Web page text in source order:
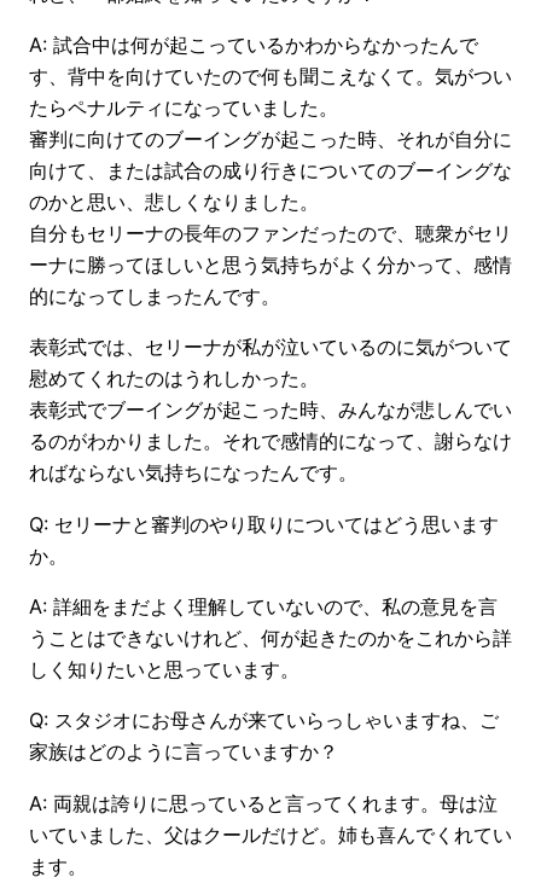
A: 試合中は何が起こっているかわからなかったんで
す、背中を向けていたので何も聞こえなくて。気がつい
たらペナルティになっていました。
審判に向けてのブーイングが起こった時、それが自分に
向けて、または試合の成り行きについてのブーイングな
のかと思い、悲しくなりました。
自分もセリーナの長年のファンだったので、聴衆がセリ
ーナに勝ってほしいと思う気持ちがよく分かって、感情
的になってしまったんです。
表彰式では、セリーナが私が泣いているのに気がついて
慰めてくれたのはうれしかった。
表彰式でブーイングが起こった時、みんなが悲しんでい
るのがわかりました。それで感情的になって、謝らなけ
ればならない気持ちになったんです。
Q: セリーナと審判のやり取りについてはどう思います
か。
A: 詳細をまだよく理解していないので、私の意見を言
うことはできないけれど、何が起きたのかをこれから詳
しく知りたいと思っています。
Q: スタジオにお母さんが来ていらっしゃいますね、ご
家族はどのように言っていますか？
A: 両親は誇りに思っていると言ってくれます。母は泣
いていました、父はクールだけど。姉も喜んでくれてい
ます。